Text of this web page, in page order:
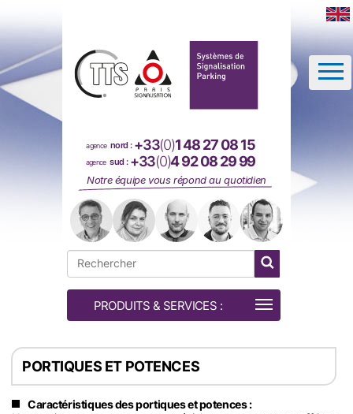
agence nord : +33(0)1 48 27 08 15
agence sud : +33(0)4 92 08 29 99
Notre équipe vous répond au quotidien
PORTIQUES ET POTENCES
Caractéristiques des portiques et potences :